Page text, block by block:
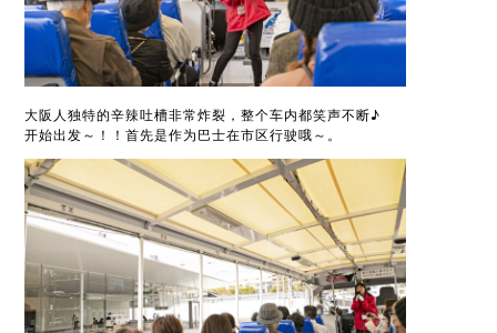
大阪人独特的辛辣吐槽非常炸裂，整个车内都笑声不断♪
开始出发～！！首先是作为巴士在市区行驶哦～。